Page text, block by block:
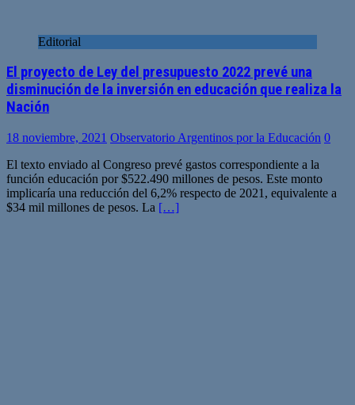
Editorial
El proyecto de Ley del presupuesto 2022 prevé una
disminución de la inversión en educación que realiza la
Nación
18 noviembre, 2021 Observatorio Argentinos por la Educación 0
El texto enviado al Congreso prevé gastos correspondiente a la
función educación por $522.490 millones de pesos. Este monto
implicaría una reducción del 6,2% respecto de 2021, equivalente a
$34 mil millones de pesos. La […]